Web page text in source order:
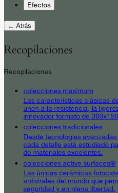
Efectos
← Atrás
Recopilaciones
Recopilaciones
colecciones maximum
Las características clásicas
unen a la resistencia, la
innovador formato de
colecciones tradicionales
Desde tecnologías
cada detalle está estudiado
de materiales excelentes.
colecciones active surfaces®
Las únicas cerámicas
antivirales del mundo que
seguridad y en plena libertad.